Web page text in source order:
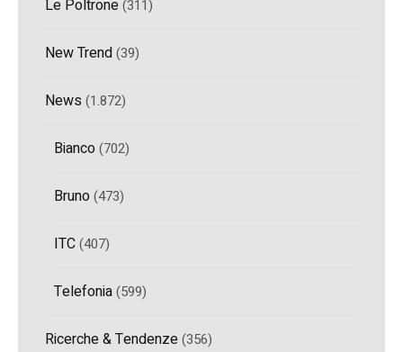
Le Poltrone(311)
New Trend(39)
News (1.872)
Bianco(702)
Bruno(473)
ITC(407)
Telefonia(599)
Ricerche & Tendenze(356)